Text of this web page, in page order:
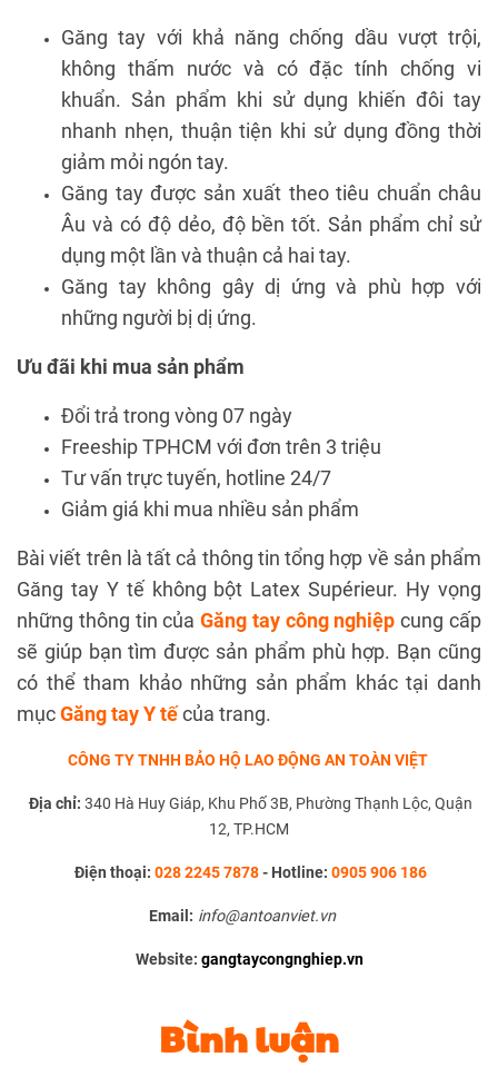
Găng tay với khả năng chống dầu vượt trội,
không thấm nước và có đặc tính chống vi
khuẩn. Sản phẩm khi sử dụng khiến đôi tay
nhanh nhẹn, thuận tiện khi sử dụng đồng thời
giảm mỏi ngón tay.
Găng tay được sản xuất theo tiêu chuẩn châu
Âu và có độ dẻo, độ bền tốt. Sản phẩm chỉ sử
dụng một lần và thuận cả hai tay.
Găng tay không gây dị ứng và phù hợp với
những người bị dị ứng.
Ưu đãi khi mua sản phẩm
Đổi trả trong vòng 07 ngày
Freeship TPHCM với đơn trên 3 triệu
Tư vấn trực tuyến, hotline 24/7
Giảm giá khi mua nhiều sản phẩm
Bài viết trên là tất cả thông tin tổng hợp về sản phẩm
Găng tay Y tế không bột Latex Supérieur. Hy vọng
những thông tin củaGăng tay công nghiệp cung cấp
sẽ giúp bạn tìm được sản phẩm phù hợp. Bạn cũng
có thể tham khảo những sản phẩm khác tại danh
mụcGăng tay Y tếcủa trang.
CÔNG TY TNHH BẢO HỘ LAO ĐỘNG AN TOÀN VIỆT
Địa chỉ: 340 Hà Huy Giáp, Khu Phố 3B, Phường Thạnh Lộc, Quận
12, TP.HCM
Điện thoại: 028 2245 7878- Hotline: 0905 906 186
Email: info@antoanviet.vn
Website: gangtaycongnghiep.vn
Bình luận